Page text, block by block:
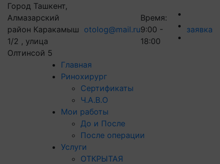
Город Ташкент,
Алмазарский
район Каракамыш
1/2 , улица
Олтинсой 5
otolog@mail.ru
Время:
9:00 -
18:00
заявка
Главная
Ринохирург
Сертификаты
Ч.А.В.О
Мои работы
До и После
После операции
Услуги
ОТКРЫТАЯ